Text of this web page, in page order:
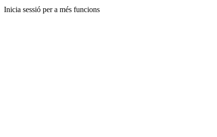
Inicia sessió per a més funcions